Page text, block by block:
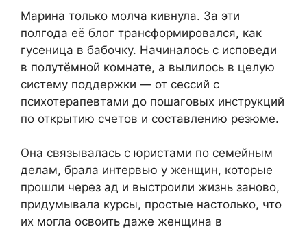
Марина только молча кивнула. За эти
полгода её блог трансформировался, как
гусеница в бабочку. Начиналось с исповеди
в полутёмной комнате, а вылилось в целую
систему поддержки — от сессий с
психотерапевтами до пошаговых инструкций
по открытию счетов и составлению резюме.
Она связывалась с юристами по семейным
делам, брала интервью у женщин, которые
прошли через ад и выстроили жизнь заново,
придумывала курсы, простые настолько, что
их могла освоить даже женщина в